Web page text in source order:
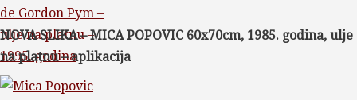
de Gordon Pym –
ulje na platnu –
1995. godina
NOVA SLIKA – MICA POPOVIC 60x70cm, 1985. godina, ulje
na platnu – aplikacija